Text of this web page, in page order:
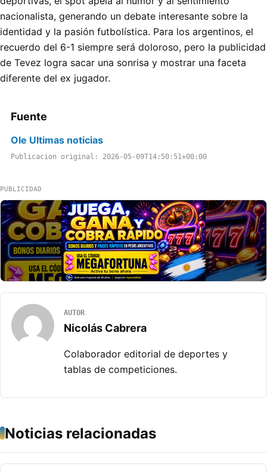
nacionalista, generando un debate interesante sobre la
identidad y la pasión futbolística. Para los argentinos, el
recuerdo del 6-1 siempre será doloroso, pero la publicidad
de Tevez logra sacar una sonrisa y mostrar una faceta
diferente del ex jugador.
Fuente
Ole Ultimas noticias
Publicacion original: 2026-05-09T14:50:51+00:00
PUBLICIDAD
AUTOR
Nicolás Cabrera
Colaborador editorial de deportes y
tablas de competiciones.
Noticias relacionadas